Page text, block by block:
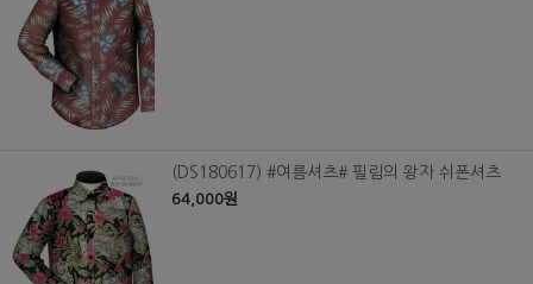
(DS180617) #여름셔츠# 필림의 왕자 쉬폰셔츠
64,000원